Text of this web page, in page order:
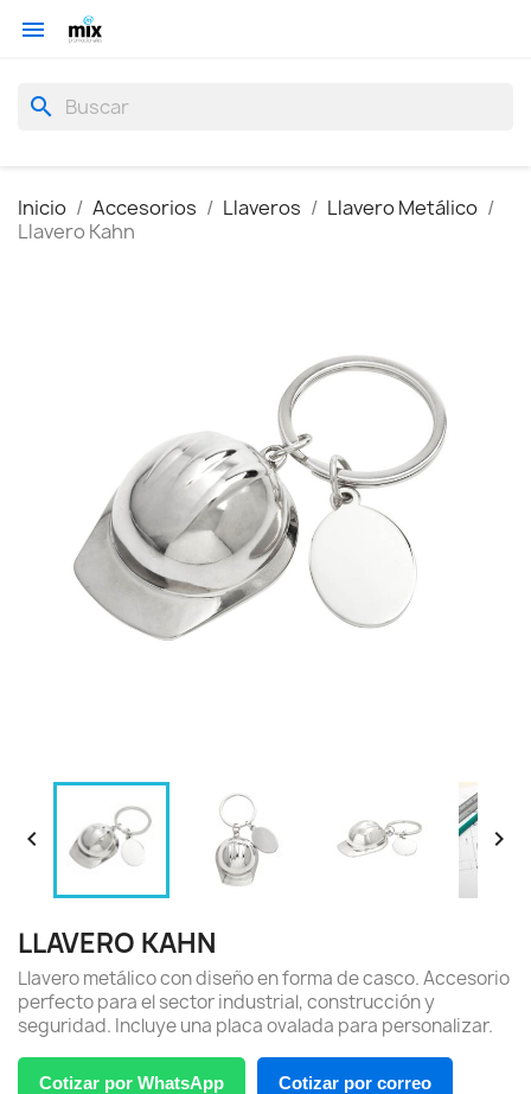

search
Inicio Accesorios Llaveros
Llavero Metálico
Llavero Kahn
 
LLAVERO KAHN
Llavero metálico con diseño en forma de casco. Accesorio
perfecto para el sector industrial, construcción y
seguridad. Incluye una placa ovalada para personalizar.
Cotizar por WhatsApp Cotizar por correo